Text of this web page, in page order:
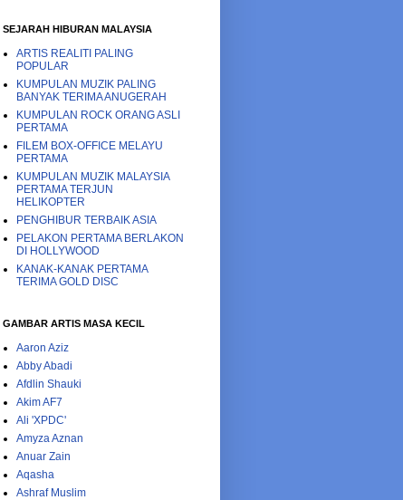
SEJARAH HIBURAN MALAYSIA
ARTIS REALITI PALING
POPULAR
KUMPULAN MUZIK PALING
BANYAK TERIMA ANUGERAH
KUMPULAN ROCK ORANG ASLI
PERTAMA
FILEM BOX-OFFICE MELAYU
PERTAMA
KUMPULAN MUZIK MALAYSIA
PERTAMA TERJUN
HELIKOPTER
PENGHIBUR TERBAIK ASIA
PELAKON PERTAMA BERLAKON
DI HOLLYWOOD
KANAK-KANAK PERTAMA
TERIMA GOLD DISC
GAMBAR ARTIS MASA KECIL
Aaron Aziz
Abby Abadi
Afdlin Shauki
Akim AF7
Ali 'XPDC'
Amyza Aznan
Anuar Zain
Aqasha
Ashraf Muslim